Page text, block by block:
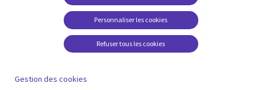
Baladodiffusions
conditions juridiques
Carrières FAQ
Centre de gestion des
Personnaliser les cookies
Refuser tous les cookies
Gestion des cookies